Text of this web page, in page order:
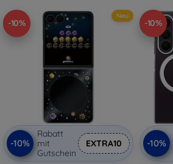
-10%
Neu
-10%
Rabatt
mit
Gutschein
EXTRA10
-10%
-10%